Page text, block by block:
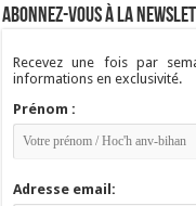
Abonnez-vous à la
Recevez une fois par
informations en exclusivité.
Prénom :
Adresse email: